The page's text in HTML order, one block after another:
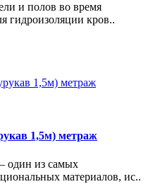
и полов во время
гидроизоляции кров..
1,5м) метраж
один из самых
материалов, ис..